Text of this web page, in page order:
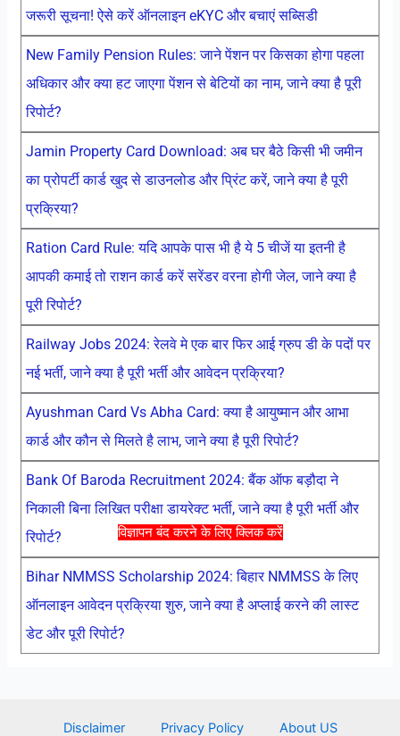
विज्ञापन बंद करने के लिए क्लिक करें
जरूरी सूचना! ऐसे करें ऑनलाइन eKYC और बचाएं सब्सिडी
New Family Pension Rules: जाने पेंशन पर किसका होगा पहला
अधिकार और क्या हट जाएगा पेंशन से बेटियों का नाम, जाने क्या है पूरी
रिपोर्ट?
Jamin Property Card Download: अब घर बैठे किसी भी जमीन
का प्रोपर्टी कार्ड खुद से डाउनलोड और प्रिंट करें, जाने क्या है पूरी
प्रक्रिया?
Ration Card Rule: यदि आपके पास भी है ये 5 चीजें या इतनी है
आपकी कमाई तो राशन कार्ड करें सरेंडर वरना होगी जेल, जाने क्या है
पूरी रिपोर्ट?
Railway Jobs 2024: रेलवे मे एक बार फिर आई ग्रुप डी के पदों पर
नई भर्ती, जाने क्या है पूरी भर्ती और आवेदन प्रक्रिया?
Ayushman Card Vs Abha Card: क्या है आयुष्मान और आभा
कार्ड और कौन से मिलते है लाभ, जाने क्या है पूरी रिपोर्ट?
Bank Of Baroda Recruitment 2024: बैंक ऑफ बड़ौदा ने
निकाली बिना लिखित परीक्षा डायरेक्ट भर्ती, जाने क्या है पूरी भर्ती और
रिपोर्ट?
Bihar NMMSS Scholarship 2024: बिहार NMMSS के लिए
ऑनलाइन आवेदन प्रक्रिया शुरु, जाने क्या है अप्लाई करने की लास्ट
डेट और पूरी रिपोर्ट?
Disclaimer Privacy Policy About US